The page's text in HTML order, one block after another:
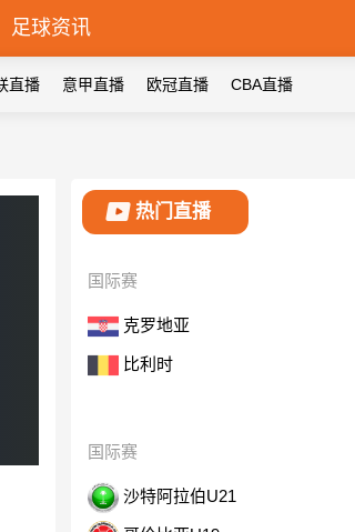
足球资讯
直播 意甲直播 欧冠直播 CBA直播
热门直播
国际赛
克罗地亚
比利时
国际赛
沙特阿拉伯U21